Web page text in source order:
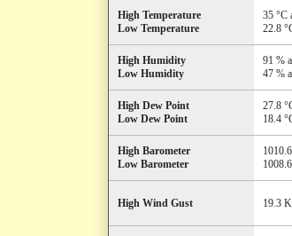
High Temperature
Low Temperature
35 °C
22.8
High Humidity
Low Humidity
91 %
47 %
High Dew Point
Low Dew Point
27.8
18.4
High Barometer
Low Barometer
High Wind Gust 19.3